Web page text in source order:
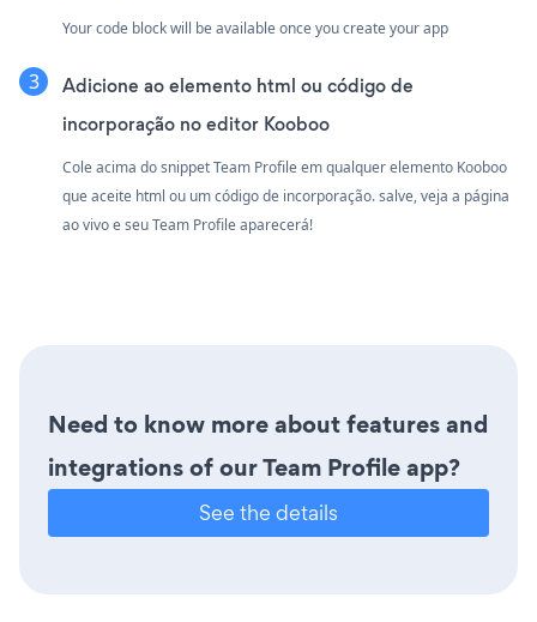
Your code block will be available once you create your app
Adicione ao elemento html ou código de
incorporação no editor Kooboo
Cole acima do snippet Team Profile em qualquer elemento Kooboo
que aceite html ou um código de incorporação. salve, veja a página
ao vivo e seu Team Profile aparecerá!
Need to know more about features and
integrations of our Team Profile app?
See the details